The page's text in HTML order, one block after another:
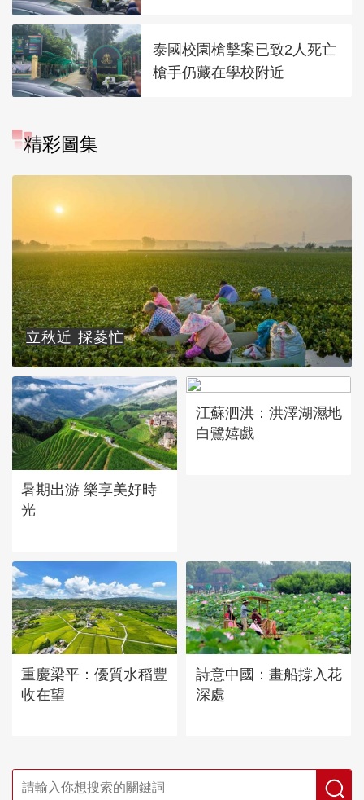
泰國校園槍擊案已致2人死亡
槍手仍藏在學校附近
精彩圖集
立秋近 採菱忙
暑期出游 樂享美好時
光
江蘇泗洪：洪澤湖濕地
白鷺嬉戲
重慶梁平：優質水稻豐
收在望
詩意中國：畫船撐入花
深處